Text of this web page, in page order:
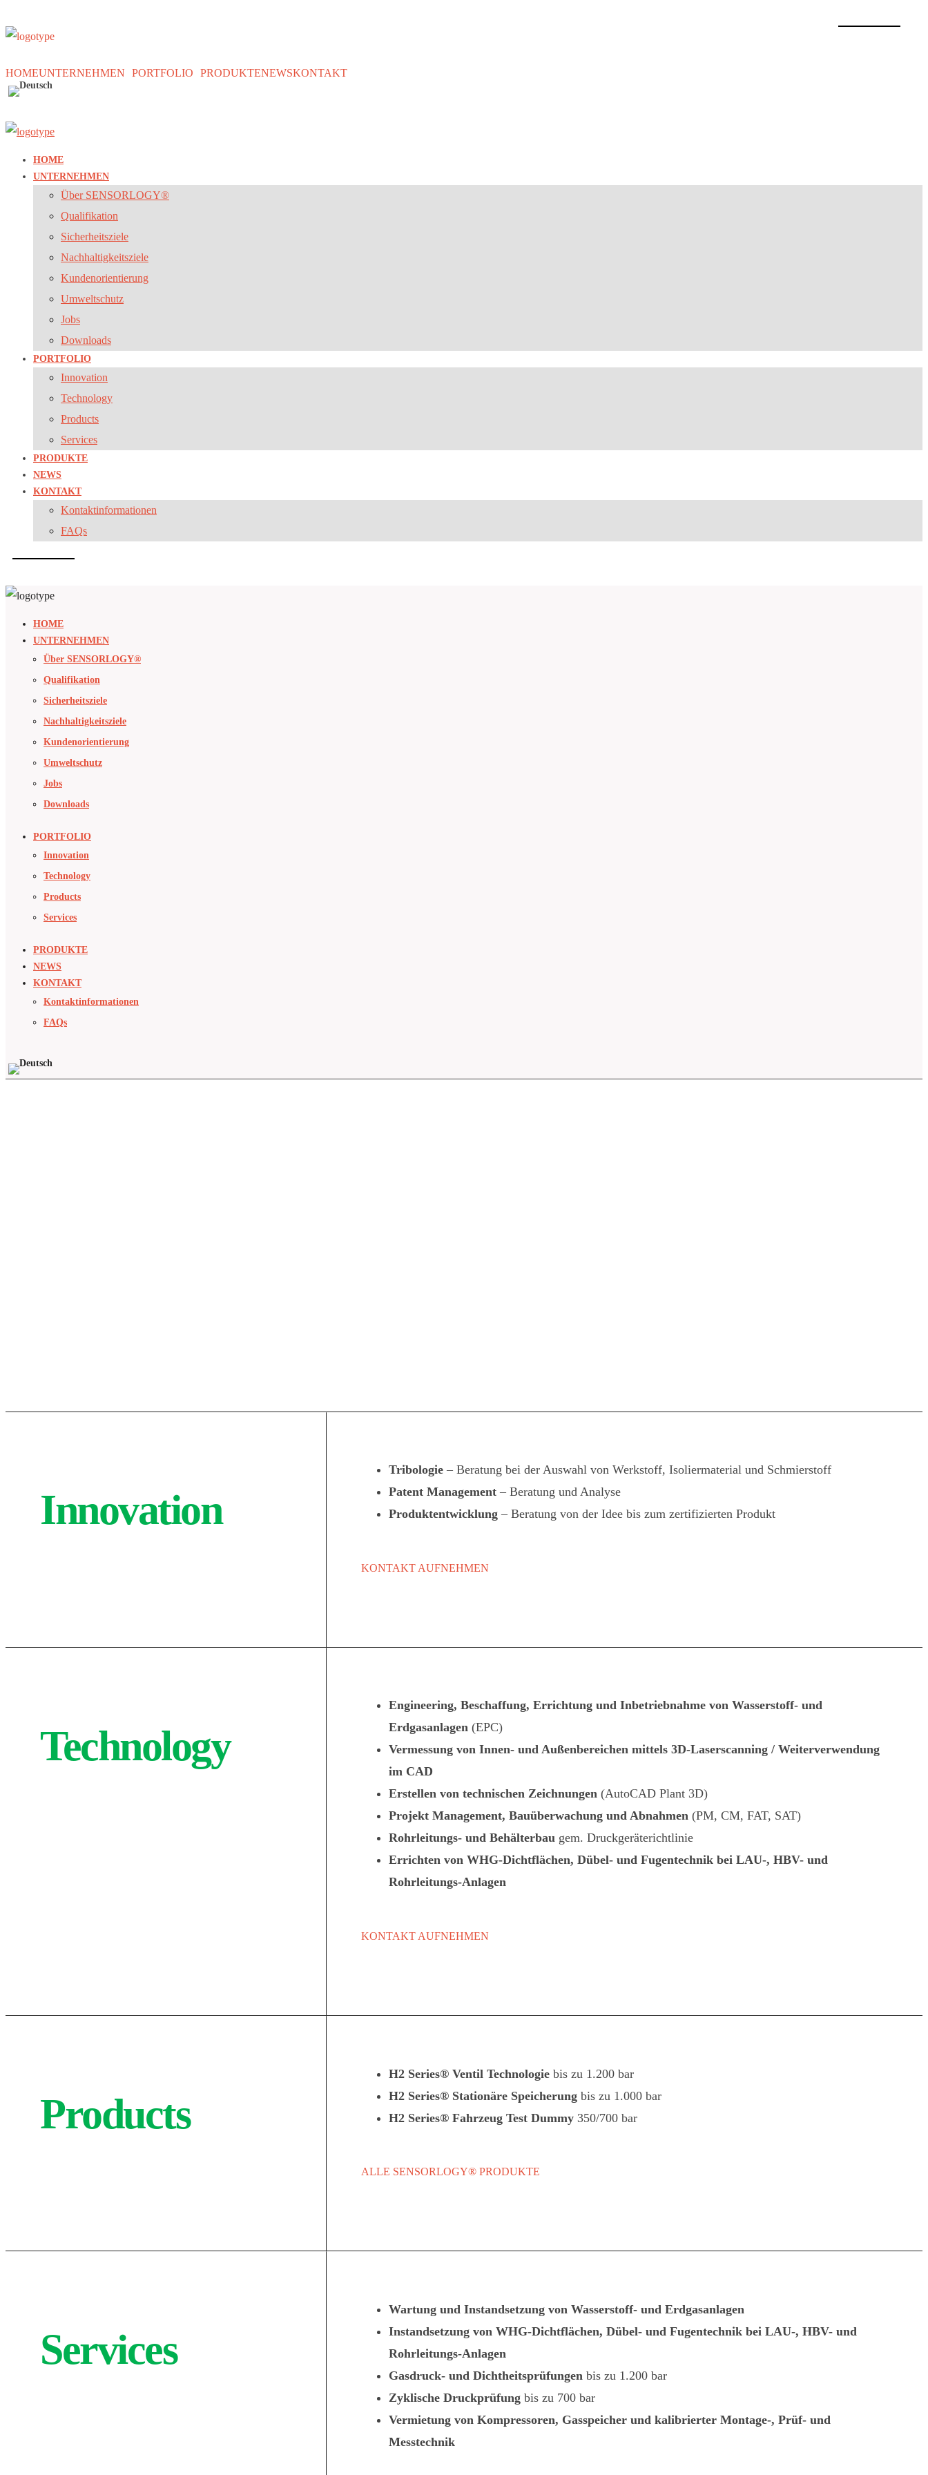
HOMEUNTERNEHMEN PORTFOLIO PRODUKTENEWSKONTAKT
HOME
UNTERNEHMEN
Über SENSORLOGY®
Qualifikation
Sicherheitsziele
Nachhaltigkeitsziele
Kundenorientierung
Umweltschutz
Jobs
Downloads
PORTFOLIO
Innovation
Technology
Products
Services
PRODUKTE
NEWS
KONTAKT
Kontaktinformationen
FAQs
HOME
UNTERNEHMEN
Über SENSORLOGY®
Qualifikation
Sicherheitsziele
Nachhaltigkeitsziele
Kundenorientierung
Umweltschutz
Jobs
Downloads
PORTFOLIO
Innovation
Technology
Products
Services
PRODUKTE
NEWS
KONTAKT
Kontaktinformationen
FAQs
Innovation
Tribologie– Beratung bei der Auswahl von Werkstoff, Isoliermaterial und Schmierstoff
Patent Management– Beratung und Analyse
Produktentwicklung– Beratung von der Idee bis zum zertifizierten Produkt
KONTAKT AUFNEHMEN
Technology
Engineering, Beschaffung, Errichtung und Inbetriebnahme von Wasserstoff- und
Erdgasanlagen(EPC)
Vermessung von Innen- und Außenbereichen mittels 3D-Laserscanning / Weiterverwendung
im CAD
Erstellen von technischen Zeichnungen(AutoCAD Plant 3D)
Projekt Management, Bauüberwachung und Abnahmen (PM, CM, FAT, SAT)
Rohrleitungs- und Behälterbau gem. Druckgeräterichtlinie
Errichten von WHG-Dichtflächen, Dübel- und Fugentechnik bei LAU-, HBV- und
Rohrleitungs-Anlagen
KONTAKT AUFNEHMEN
Products
H2 Series® Ventil Technologiebis zu 1.200 bar
H2 Series® Stationäre Speicherungbis zu 1.000 bar
H2 Series® Fahrzeug Test Dummy350/700 bar
ALLE SENSORLOGY® PRODUKTE
Services
Wartung und Instandsetzung von Wasserstoff- und Erdgasanlagen
Instandsetzung von WHG-Dichtflächen, Dübel- und Fugentechnik bei LAU-, HBV- und
Rohrleitungs-Anlagen
Gasdruck- und Dichtheitsprüfungen bis zu 1.200 bar
Zyklische Druckprüfungbis zu 700 bar
Vermietung von Kompressoren, Gasspeicher und kalibrierter Montage-, Prüf- und
Messtechnik